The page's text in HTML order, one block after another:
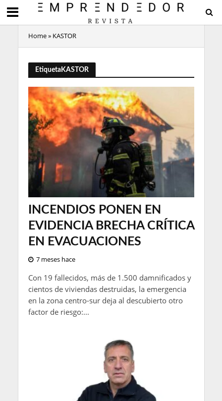
Home» KASTOR
EtiquetaKASTOR
INCENDIOS PONEN EN
EVIDENCIA BRECHA CRÍTICA
EN EVACUACIONES
7 meses hace
Con 19 fallecidos, más de 1.500 damnificados y
cientos de viviendas destruidas, la emergencia
en la zona centro-sur deja al descubierto otro
factor de riesgo:...